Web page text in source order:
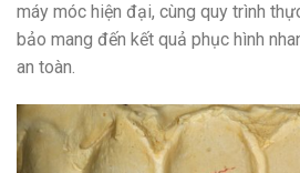
máy móc hiện đại, cùng quy trình
bảo mang đến kết quả phục hình
an toàn.